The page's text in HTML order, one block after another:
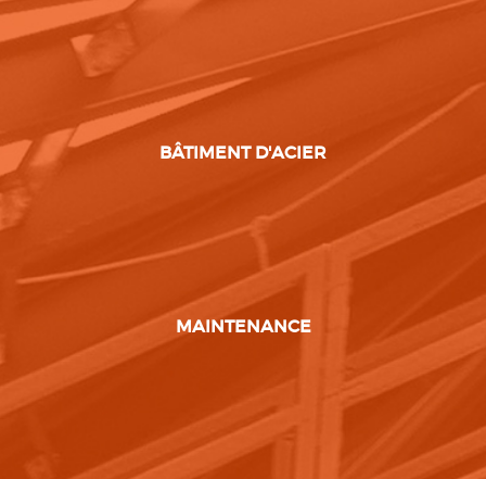
BÂTIMENT D'ACIER
MAINTENANCE